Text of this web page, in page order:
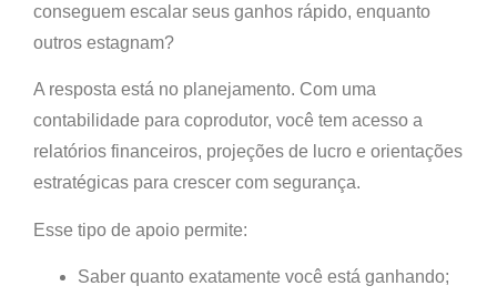
conseguem escalar seus ganhos rápido, enquanto
outros estagnam?
A resposta está no planejamento. Com uma
contabilidade para coprodutor, você tem acesso a
relatórios financeiros, projeções de lucro e orientações
estratégicas para crescer com segurança.
Esse tipo de apoio permite:
Saber quanto exatamente você está ganhando;